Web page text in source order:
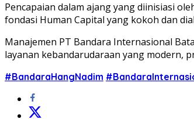
Pencapaian dalam ajang yang diinisiasi
fondasi Human Capital yang kokoh dan
Manajemen PT Bandara Internasional
layanan kebandarudaraan yang modern,
#BandaraHangNadim